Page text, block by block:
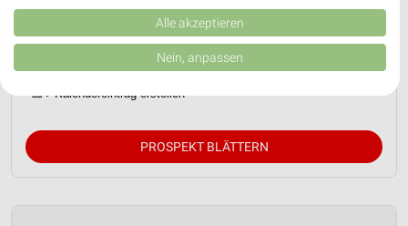
Netto Marken-Discount Prospekt für
Frankfurt (Main) ab Mo. den 10.08.
Gültig von 10. Aug. bis 15. Aug.
📅 Kalendereintrag erstellen
PROSPEKT BLÄTTERN
Kombinationen von Daten aus verschiedenen Quellen. Entwicklung und
Verbesserung der Angebote. Verwendung reduzierter Daten zur Auswahl
von Inhalten.
Daten können außerhalb der Europäischen Union weitergegeben und in die
USA gesendet werden.
Website/App.
Wir nutzen Ihre Daten für folgende Zwecke:
Alle akzeptieren
Nein, anpassen